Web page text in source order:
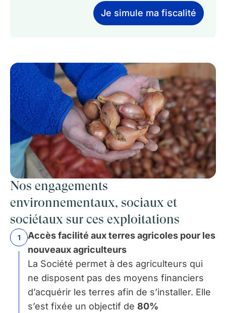
Je simule ma fiscalité
Nos engagements
environnementaux, sociaux et
sociétaux sur ces exploitations
1
Accès facilité aux terres agricoles pour les
nouveaux agriculteurs
La Société permet à des agriculteurs qui
ne disposent pas des moyens financiers
d’acquérir les terres afin de s’installer. Elle
s’est fixée un objectif de 80%